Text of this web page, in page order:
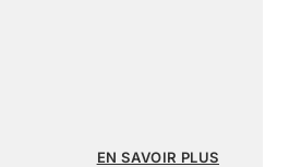
EN SAVOIR PLUS